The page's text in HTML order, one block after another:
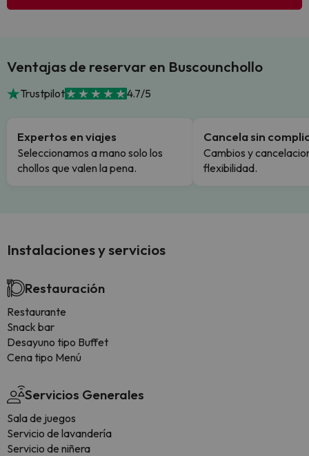
Ventajas de reservar en Buscounchollo
Trustpilot 4.7/5
Expertos en viajes
Seleccionamos a mano solo los
chollos que valen la pena.
Cancela sin
Cambios y
flexibilidad.
Instalaciones y servicios
Restauración
Restaurante
Snack bar
Desayuno tipo Buffet
Cena tipo Menú
Servicios Generales
Sala de juegos
Servicio de lavandería
Servicio de niñera